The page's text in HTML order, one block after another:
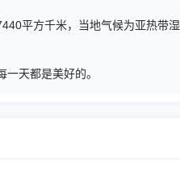
平方千米，当地气候为亚热带湿
天都是美好的。